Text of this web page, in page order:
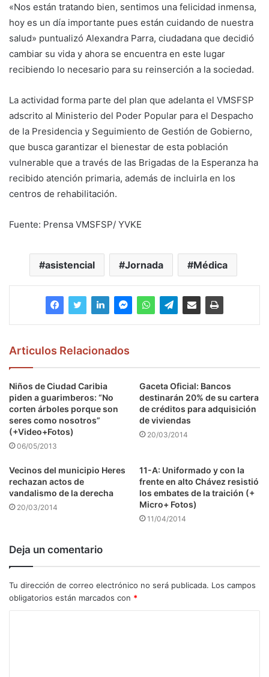
«Nos están tratando bien, sentimos una felicidad inmensa,
hoy es un día importante pues están cuidando de nuestra
salud» puntualizó Alexandra Parra, ciudadana que decidió
cambiar su vida y ahora se encuentra en este lugar
recibiendo lo necesario para su reinserción a la sociedad.
La actividad forma parte del plan que adelanta el VMSFSP
adscrito al Ministerio del Poder Popular para el Despacho
de la Presidencia y Seguimiento de Gestión de Gobierno,
que busca garantizar el bienestar de esta población
vulnerable que a través de las Brigadas de la Esperanza ha
recibido atención primaria, además de incluirla en los
centros de rehabilitación.
Fuente: Prensa VMSFSP/ YVKE
asistencial Jornada Médica
Articulos Relacionados
Niños de Ciudad Caribia
piden a guarimberos: “No
corten árboles porque son
seres como nosotros”
(+Video+Fotos)
06/05/2013
Gaceta Oficial: Bancos
destinarán 20% de su cartera
de créditos para adquisición
de viviendas
20/03/2014
Vecinos del municipio Heres
rechazan actos de
vandalismo de la derecha
20/03/2014
11-A: Uniformado y con la
frente en alto Chávez resistió
los embates de la traición (+
Micro+ Fotos)
11/04/2014
Deja un comentario
Tu dirección de correo electrónico no será publicada. Los campos
obligatorios están marcados con *